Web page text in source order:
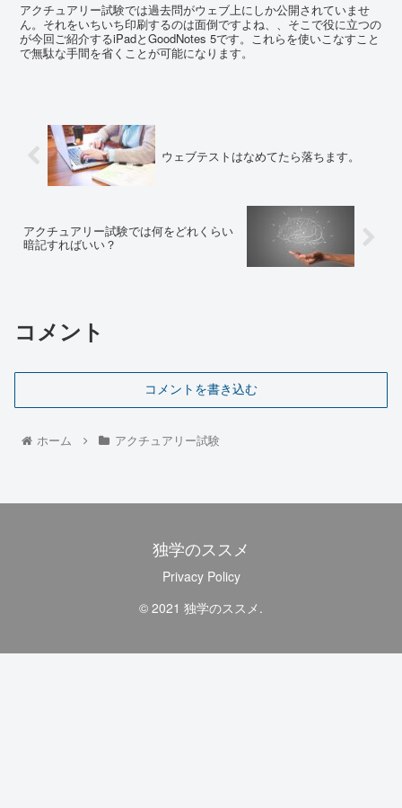
アクチュアリー試験では過去問がウェブ上にしか公開されていませ
ん。それをいちいち印刷するのは面倒ですよね、、そこで役に立つの
が今回ご紹介するiPadとGoodNotes 5です。これらを使いこなすこと
で無駄な手間を省くことが可能になります。
ウェブテストはなめてたら落ちます。
アクチュアリー試験では何をどれくらい
暗記すればいい？
コメント
コメントを書き込む
ホーム アクチュアリー試験
独学のススメ
Privacy Policy
© 2021 独学のススメ.